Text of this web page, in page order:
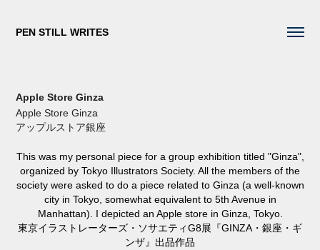
PEN STILL WRITES
Apple Store Ginza
Apple Store Ginza
アップルストア銀座
This was my personal piece for a group exhibition titled "Ginza",
organized by Tokyo Illustrators Society. All the members of the
society were asked to do a piece related to Ginza (a well-known
city in Tokyo, somewhat equivalent to 5th Avenue in
Manhattan). I depicted an Apple store in Ginza, Tokyo.
東京イラストレーターズ・ソサエティG8展『GINZA・銀座・ギ
ンザ』出品作品